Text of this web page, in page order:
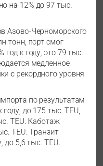
на 12% до 97 тыс.
Азово-Черноморского
тонн, порт смог
год к году, это 79 тыс.
медленное
с рекордного уровня
по результатам
до 175 тыс. TEU,
TEU. Каботаж
TEU. Транзит
до 5,6 тыс. TEU.